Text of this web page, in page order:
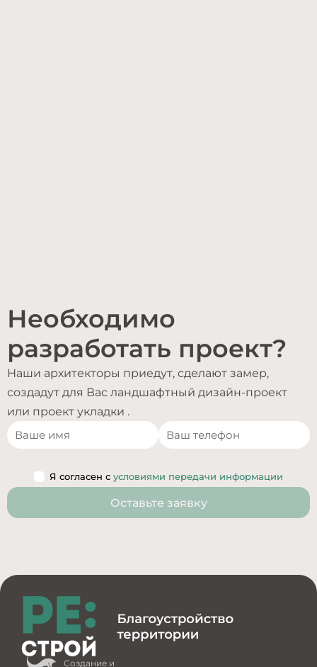
Необходимо
разработать проект?
Наши архитекторы приедут, сделают замер,
создадут для Вас ландшафтный дизайн-проект
или проект укладки .
Я согласен с условиями передачи информации
Оставьте заявку
Создание и